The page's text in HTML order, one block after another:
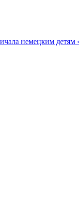
немецким детям